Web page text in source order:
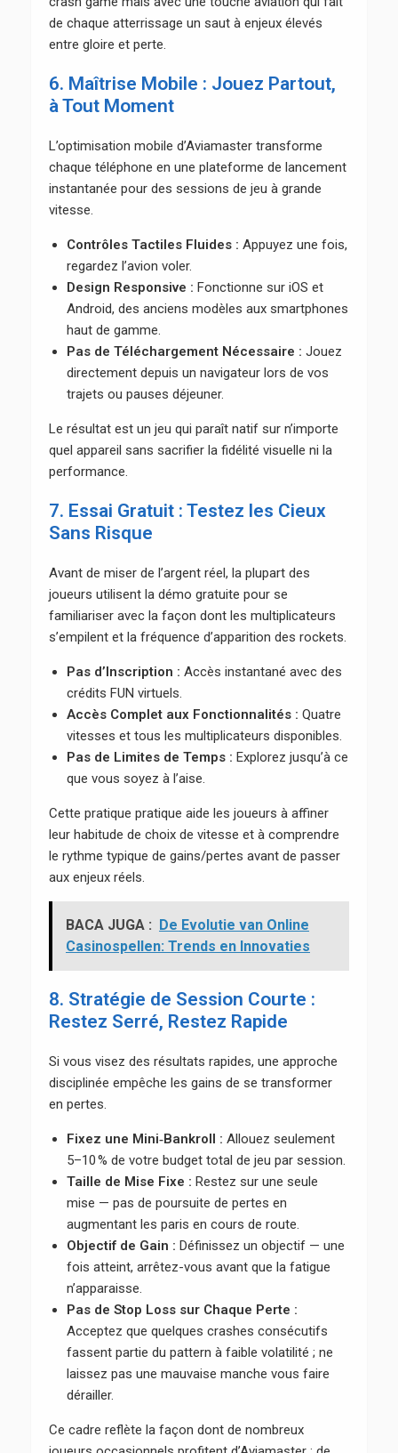
de chaque atterrissage un saut à enjeux élevés
entre gloire et perte.
6. Maîtrise Mobile : Jouez Partout,
à Tout Moment
L’optimisation mobile d’Aviamaster transforme
chaque téléphone en une plateforme de lancement
instantanée pour des sessions de jeu à grande
vitesse.
Contrôles Tactiles Fluides : Appuyez une fois,
regardez l’avion voler.
Design Responsive : Fonctionne sur iOS et
Android, des anciens modèles aux smartphones
haut de gamme.
Pas de Téléchargement Nécessaire : Jouez
directement depuis un navigateur lors de vos
trajets ou pauses déjeuner.
Le résultat est un jeu qui paraît natif sur n’importe
quel appareil sans sacrifier la fidélité visuelle ni la
performance.
7. Essai Gratuit : Testez les Cieux
Sans Risque
Avant de miser de l’argent réel, la plupart des
joueurs utilisent la démo gratuite pour se
familiariser avec la façon dont les multiplicateurs
s’empilent et la fréquence d’apparition des rockets.
Pas d’Inscription : Accès instantané avec des
crédits FUN virtuels.
Accès Complet aux Fonctionnalités : Quatre
vitesses et tous les multiplicateurs disponibles.
Pas de Limites de Temps : Explorez jusqu’à ce
que vous soyez à l’aise.
Cette pratique pratique aide les joueurs à affiner
leur habitude de choix de vitesse et à comprendre
le rythme typique de gains/pertes avant de passer
aux enjeux réels.
BACA JUGA : De Evolutie van Online
Casinospellen: Trends en Innovaties
8. Stratégie de Session Courte :
Restez Serré, Restez Rapide
Si vous visez des résultats rapides, une approche
disciplinée empêche les gains de se transformer
en pertes.
Fixez une Mini‑Bankroll : Allouez seulement
5–10 % de votre budget total de jeu par session.
Taille de Mise Fixe : Restez sur une seule
mise — pas de poursuite de pertes en
augmentant les paris en cours de route.
Objectif de Gain : Définissez un objectif — une
fois atteint, arrêtez-vous avant que la fatigue
n’apparaisse.
Pas de Stop Loss sur Chaque Perte :
Acceptez que quelques crashes consécutifs
fassent partie du pattern à faible volatilité ; ne
laissez pas une mauvaise manche vous faire
dérailler.
Ce cadre reflète la façon dont de nombreux